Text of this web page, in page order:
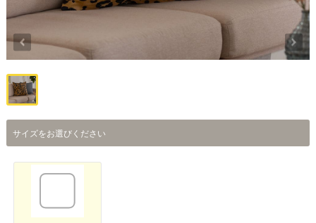
サイズをお選びください